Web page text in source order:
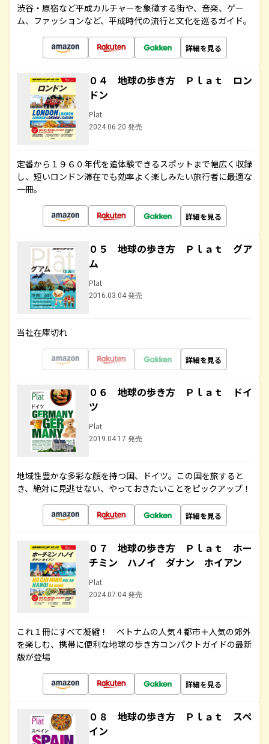
渋谷・原宿など平成カルチャーを象徴する街や、音楽、ゲー
ム、ファッションなど、平成時代の流行と文化を巡るガイド。
詳細を見る
０４ 地球の歩き方 Ｐｌａｔ ロン
ドン
Plat
2024.06.20 発売
定番から１９６０年代を追体験できるスポットまで幅広く収録
し、短いロンドン滞在でも効率よく楽しみたい旅行者に最適な
一冊。
詳細を見る
０５ 地球の歩き方 Ｐｌａｔ グア
ム
Plat
2016.03.04 発売
当社在庫切れ
詳細を見る
０６ 地球の歩き方 Ｐｌａｔ ドイ
ツ
Plat
2019.04.17 発売
地域性豊かな多彩な顔を持つ国、ドイツ。この国を旅すると
き、絶対に見逃せない、やっておきたいことをピックアップ！
詳細を見る
０７ 地球の歩き方 Ｐｌａｔ ホー
チミン ハノイ ダナン ホイアン
Plat
2024.07.04 発売
これ１冊にすべて凝縮！ ベトナムの人気４都市＋人気の郊外
を楽しむ、携帯に便利な地球の歩き方コンパクトガイドの最新
版が登場
詳細を見る
０８ 地球の歩き方 Ｐｌａｔ スペ
イン